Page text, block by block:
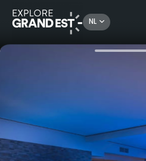
NL
Kijk je ogen uit in de Grand Est